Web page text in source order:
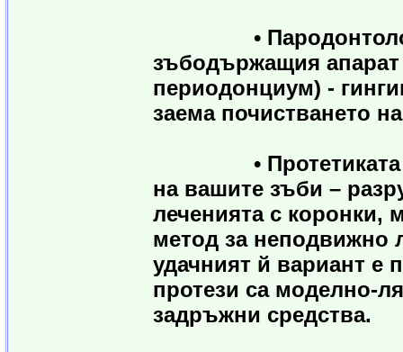
•
зъбодържащия
периодонциум) -
заема почистването
• Протетиката
на вашите зъби –
леченията с коронки,
метод за неподвижно
удачният й вариант е
протези са моделно-
задръжни средства.